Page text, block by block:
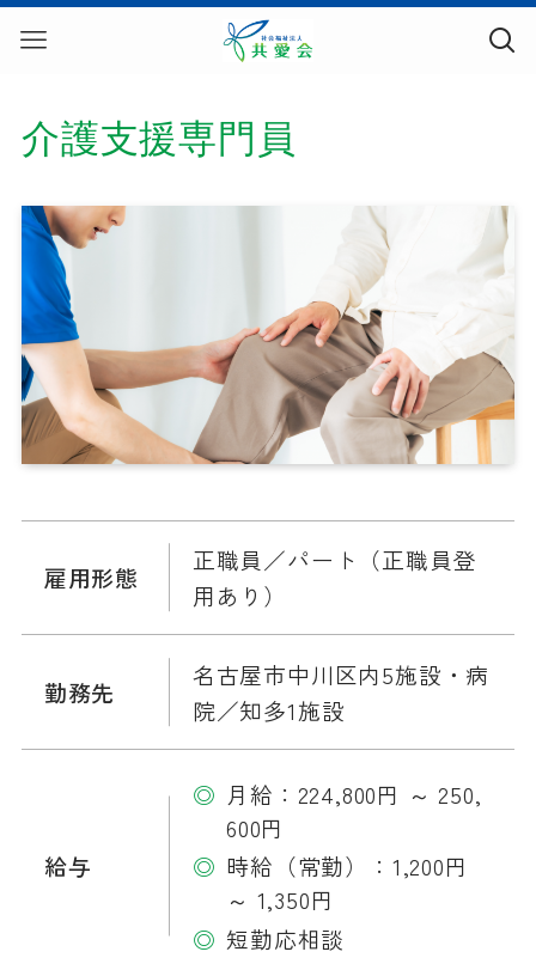
介護支援専門員
雇用形態
正職員／パート（正職員登
用あり）
勤務先
名古屋市中川区内5施設・病
院／知多1施設
給与
月給：224,800円 ～ 250,
600円
時給（常勤）：1,200円
～ 1,350円
短勤応相談